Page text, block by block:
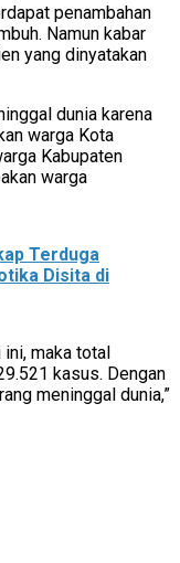
penambahan
Namun kabar
yang dinyatakan
dunia karena
warga Kota
Kabupaten
warga
Terduga
Disita di
ini, maka total
kasus. Dengan
meninggal dunia,”